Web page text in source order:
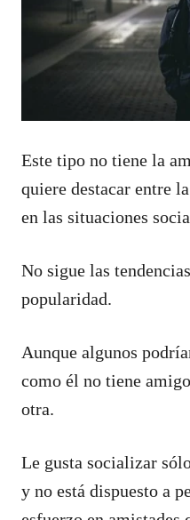
Este tipo no tiene la
quiere destacar entre
en las situaciones
No sigue las
popularidad.
Aunque algunos
como él no tiene
otra.
Le gusta socializar
y no está dispuesto a